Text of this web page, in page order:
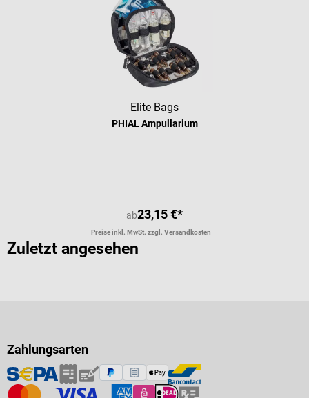
Elite Bags
PHIAL Ampullarium
ab23,15 €*
Preise inkl. MwSt. zzgl. Versandkosten
Zuletzt angesehen
Zahlungsarten